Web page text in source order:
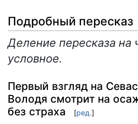
Подробный пересказ
Деление пересказа на
условное.
Первый взгляд на
Володя смотрит на
без страха
[ред.]